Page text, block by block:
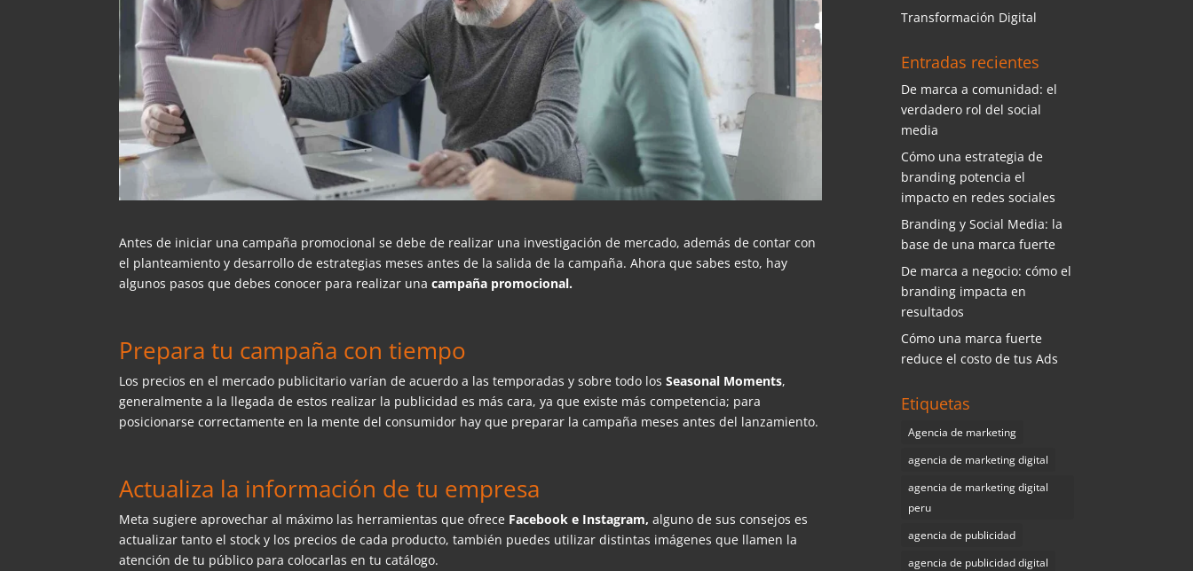
Antes de iniciar una campaña promocional se debe de realizar una investigación de mercado, además de contar con
el planteamiento y desarrollo de estrategias meses antes de la salida de la campaña. Ahora que sabes esto, hay
algunos pasos que debes conocer para realizar unacampaña promocional.
Prepara tu campaña con tiempo
Los precios en el mercado publicitario varían de acuerdo a las temporadas y sobre todo losSeasonal Moments,
generalmente a la llegada de estos realizar la publicidad es más cara, ya que existe más competencia; para
posicionarse correctamente en la mente del consumidor hay que preparar la campaña meses antes del lanzamiento.
Actualiza la información de tu empresa
Meta sugiere aprovechar al máximo las herramientas que ofrece Facebook e Instagram,alguno de sus consejos es
actualizar tanto el stock y los precios de cada producto, también puedes utilizar distintas imágenes que llamen la
atención de tu público para colocarlas en tu catálogo.
Transformación Digital
Entradas recientes
De marca a comunidad: el
verdadero rol del social
media
Cómo una estrategia de
branding potencia el
impacto en redes sociales
Branding y Social Media: la
base de una marca fuerte
De marca a negocio: cómo el
branding impacta en
resultados
Cómo una marca fuerte
reduce el costo de tus Ads
Etiquetas
Agencia de marketing
agencia de marketing digital
agencia de marketing digital
peru
agencia de publicidad
agencia de publicidad digital